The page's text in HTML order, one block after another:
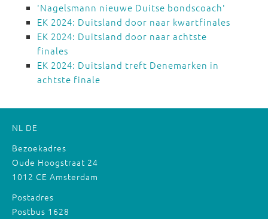
'Nagelsmann nieuwe Duitse bondscoach'
EK 2024: Duitsland door naar kwartfinales
EK 2024: Duitsland door naar achtste
finales
EK 2024: Duitsland treft Denemarken in
achtste finale
NL DE
Bezoekadres
Oude Hoogstraat 24
1012 CE Amsterdam
Postadres
Postbus 1628